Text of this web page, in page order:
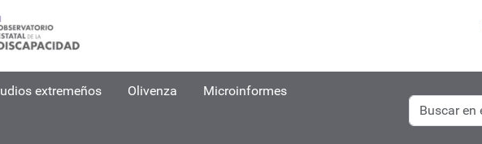
extremeños Olivenza Microinformes
Buscar
Búsqueda
Avanzada…